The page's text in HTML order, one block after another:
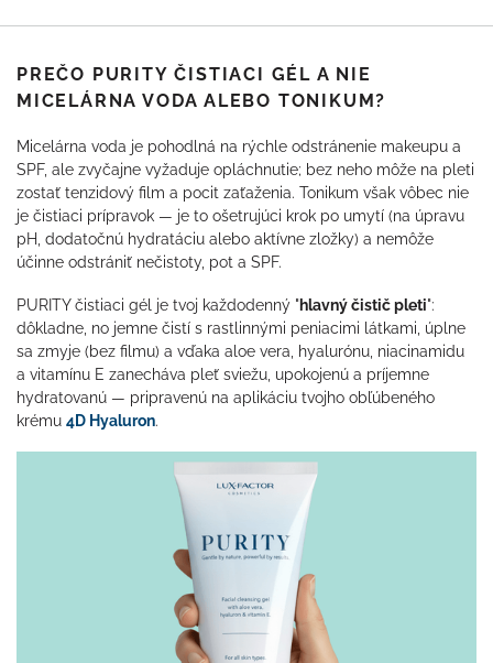
PREČO PURITY ČISTIACI GÉL A NIE
MICELÁRNA VODA ALEBO TONIKUM?
Micelárna voda je pohodlná na rýchle odstránenie makeupu a
SPF, ale zvyčajne vyžaduje opláchnutie; bez neho môže na pleti
zostať tenzidový film a pocit zaťaženia. Tonikum však vôbec nie
je čistiaci prípravok — je to ošetrujúci krok po umytí (na úpravu
pH, dodatočnú hydratáciu alebo aktívne zložky) a nemôže
účinne odstrániť nečistoty, pot a SPF.
PURITY čistiaci gél je tvoj každodenný "hlavný čistič pleti":
dôkladne, no jemne čistí s rastlinnými peniacimi látkami, úplne
sa zmyje (bez filmu) a vďaka aloe vera, hyalurónu, niacinamidu
a vitamínu E zanecháva pleť sviežu, upokojenú a príjemne
hydratovanú — pripravenú na aplikáciu tvojho obľúbeného
krému 4D Hyaluron.